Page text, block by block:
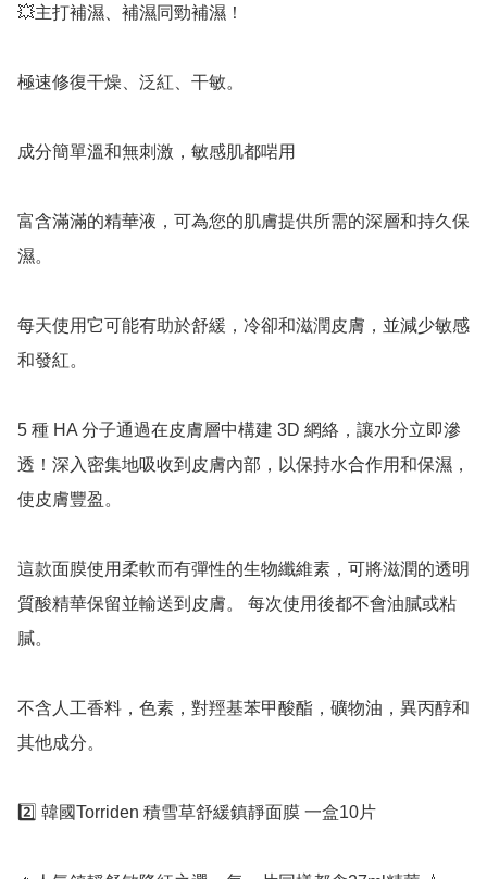
💥主打補濕、補濕同勁補濕！
極速修復干燥、泛紅、干敏。
成分簡單溫和無刺激，敏感肌都啱用
富含滿滿的精華液，可為您的肌膚提供所需的深層和持久保
濕。
每天使用它可能有助於舒緩，冷卻和滋潤皮膚，並減少敏感
和發紅。
5 種 HA 分子通過在皮膚層中構建 3D 網絡，讓水分立即滲
透！深入密集地吸收到皮膚內部，以保持水合作用和保濕，
使皮膚豐盈。
這款面膜使用柔軟而有彈性的生物纖維素，可將滋潤的透明
質酸精華保留並輸送到皮膚。 每次使用後都不會油膩或粘
膩。
不含人工香料，色素，對羥基苯甲酸酯，礦物油，異丙醇和
其他成分。
2️⃣ 韓國Torriden 積雪草舒緩鎮靜面膜 一盒10片